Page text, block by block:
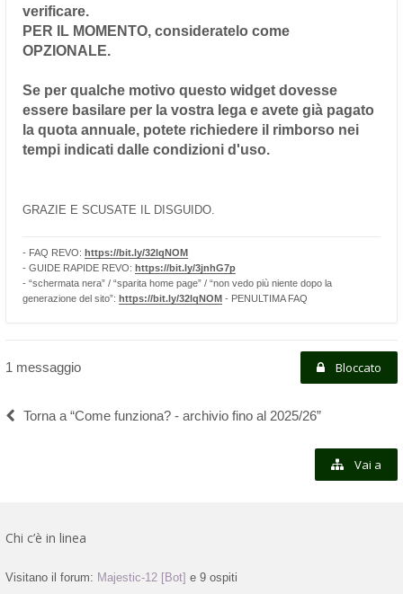
verificare.
PER IL MOMENTO, consideratelo come
OPZIONALE.
Se per qualche motivo questo widget dovesse
essere basilare per la vostra lega e avete già pagato
la quota annuale, potete richiedere il rimborso nei
tempi indicati dalle condizioni d'uso.
GRAZIE E SCUSATE IL DISGUIDO.
- FAQ REVO: https://bit.ly/32lqNOM
- GUIDE RAPIDE REVO: https://bit.ly/3jnhG7p
- “schermata nera” / “sparita home page” / “non vedo più niente dopo la
generazione del sito”: https://bit.ly/32lqNOM - PENULTIMA FAQ
1 messaggio Bloccato
Torna a “Come funziona? - archivio fino al 2025/26”
Vai a
Chi c’è in linea
Visitano il forum: Majestic-12 [Bot] e 9 ospiti